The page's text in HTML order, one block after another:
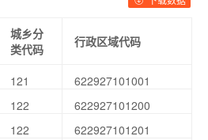
城乡分
类代码
行政区域代码
121
622927101001
122
622927101200
122
622927101201